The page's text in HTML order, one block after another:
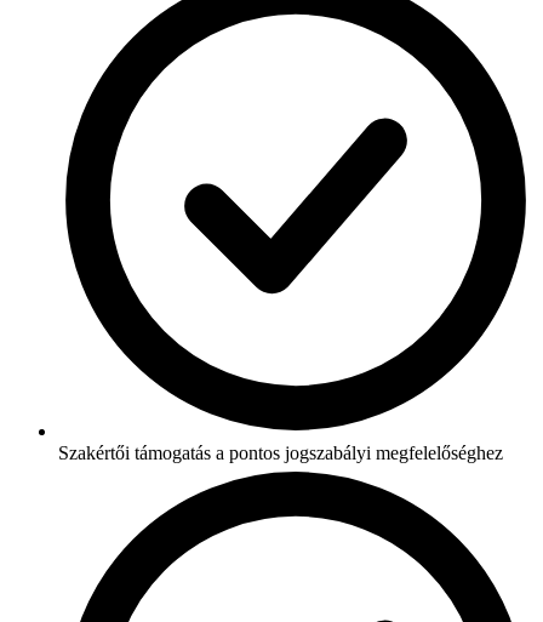
Szakértői támogatás a pontos jogszabályi megfelelőséghez